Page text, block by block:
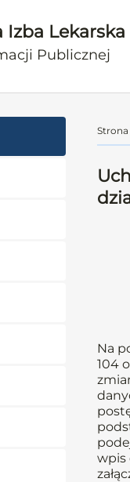
Izba Lekarska
Publicznej
Strona
Na
104
wpis